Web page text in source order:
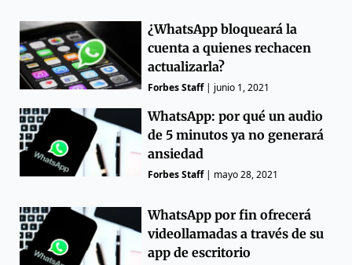
¿WhatsApp bloqueará la
cuenta a quienes rechacen
actualizarla?
Forbes Staff| junio 1, 2021
WhatsApp: por qué un audio
de 5 minutos ya no generará
ansiedad
Forbes Staff| mayo 28, 2021
WhatsApp por fin ofrecerá
videollamadas a través de su
app de escritorio